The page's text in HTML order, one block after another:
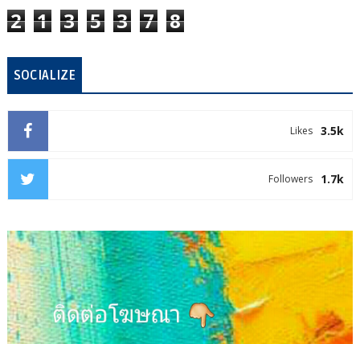
2 1 3 5 3 7 8
SOCIALIZE
3.5k
Likes
1.7k
Followers